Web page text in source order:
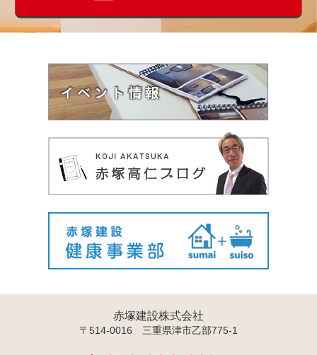
赤塚建設株式会社
〒514-0016 三重県津市乙部775-1